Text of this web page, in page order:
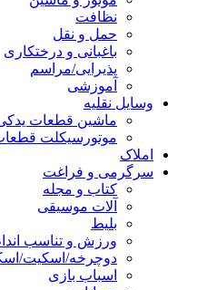
نظافت
حمل و نقل
باغبانی و درختکاری
پذیرایی/مراسم
آموزشی
وسایل نقلیه
ماشین قطعات یدکی
موتورسیکلت
املاک
سرگرمی و فراغت
کتاب و مجله
آلات موسیقی
بلیط
ورزش و تناسب
دوچرخه/اسکیت/
اسباب‌ بازی